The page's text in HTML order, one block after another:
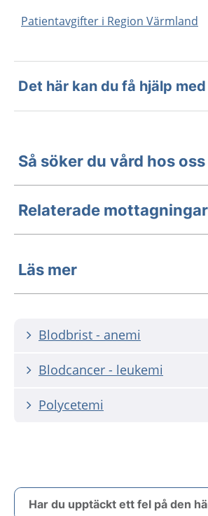
Patientavgifter i Region Värmland
Det här kan du få hjälp med
Så söker du vård hos oss
Relaterade mottagningar
Läs mer
Blodbrist - anemi
Blodcancer - leukemi
Polycetemi
Har du upptäckt ett fel på den